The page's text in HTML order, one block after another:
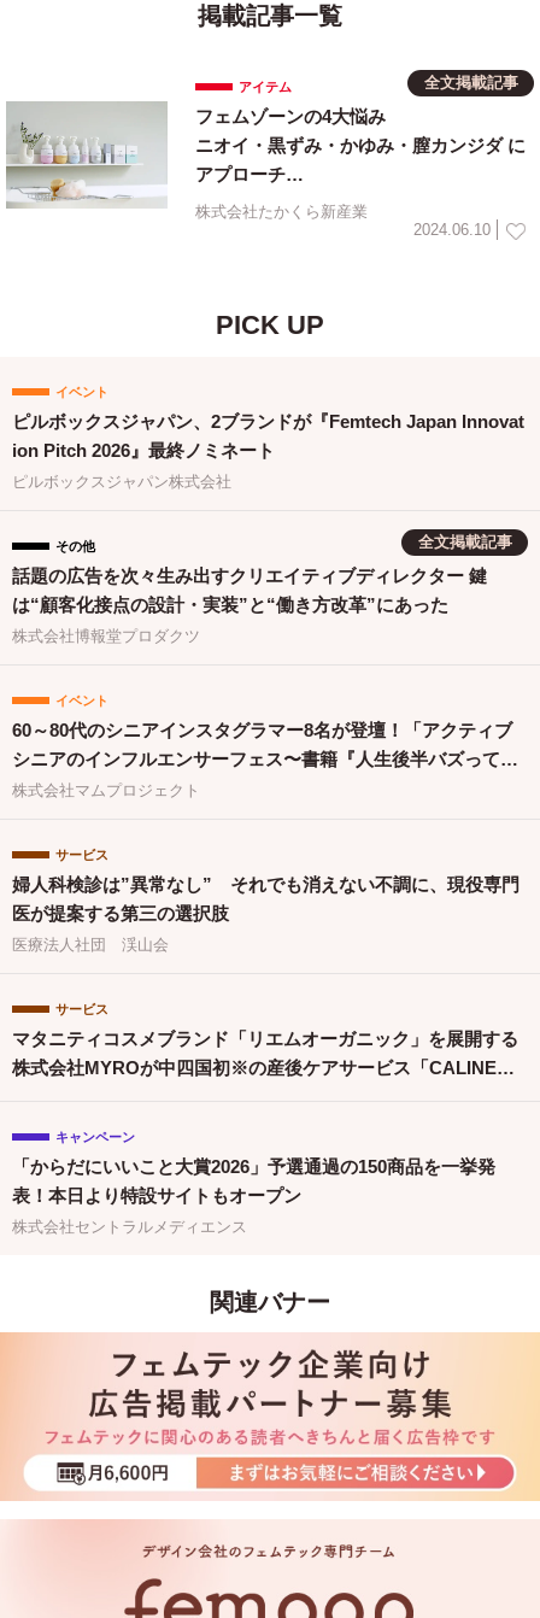
掲載記事一覧
アイテム 全文掲載記事
フェムゾーンの4大悩み
ニオイ・黒ずみ・かゆみ・膣カンジダ に
アプローチ
ピュビケア オーガニック が パワーアッ
株式会社たかくら新産業
2024.06.10
PICK UP
イベント
ピルボックスジャパン、2ブランドが『Femtech Japan Innovat
ion Pitch 2026』最終ノミネート
ピルボックスジャパン株式会社
全文掲載記事
その他
話題の広告を次々生み出すクリエイティブディレクター 鍵
は“顧客化接点の設計・実装”と“働き方改革”にあった
株式会社博報堂プロダクツ
イベント
60～80代のシニアインスタグラマー8名が登壇！「アクティブ
シニアのインフルエンサーフェス〜書籍『人生後半バズってま
す！』出版祝〜」を開催
株式会社マムプロジェクト
サービス
婦人科検診は”異常なし” それでも消えない不調に、現役専門
医が提案する第三の選択肢
医療法人社団 渓山会
サービス
マタニティコスメブランド「リエムオーガニック」を展開する
株式会社MYROが中四国初※の産後ケアサービス「CALINE」
キャンペーン
「からだにいいこと大賞2026」予選通過の150商品を一挙発
表！本日より特設サイトもオープン
株式会社セントラルメディエンス
関連バナー